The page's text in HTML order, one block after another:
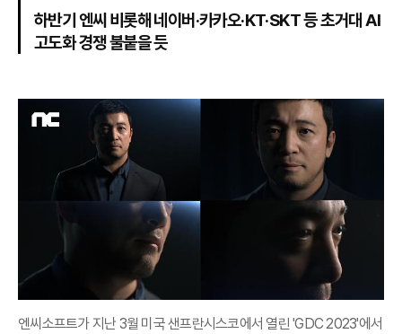
하반기 엔씨 비롯해 네이버·카카오·KT·SKT 등 초거대 AI
고도화 경쟁 불붙을 듯
엔씨소프트가 지난 3월 미국 샌프란시스코에서 열린 'GDC 2023'에서